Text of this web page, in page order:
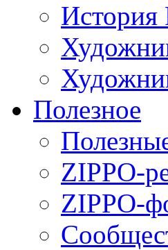
История
Полезное
ZIPPO-
ZIPPO-